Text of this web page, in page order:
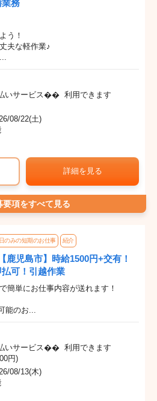
業務
う！
夫な軽作業♪
いサービス�� 利用できます
08/22(土)
詳細を見る
要項をすべて見る
のみの短期のお仕事 紹介
鹿児島市】時給1500円+交有！
払可！引越作業
簡単にお仕事内容が送れます！
能のお...
いサービス�� 利用できます
円)
08/13(木)